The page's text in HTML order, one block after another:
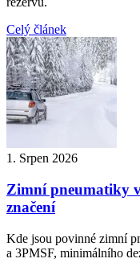
Celý článek
1. Srpen 2026
Zimní pneumatiky
značení
Kde jsou povinné zimní
a 3PMSF, minimálního